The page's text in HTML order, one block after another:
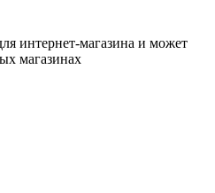
интернет-магазина и может
магазинах